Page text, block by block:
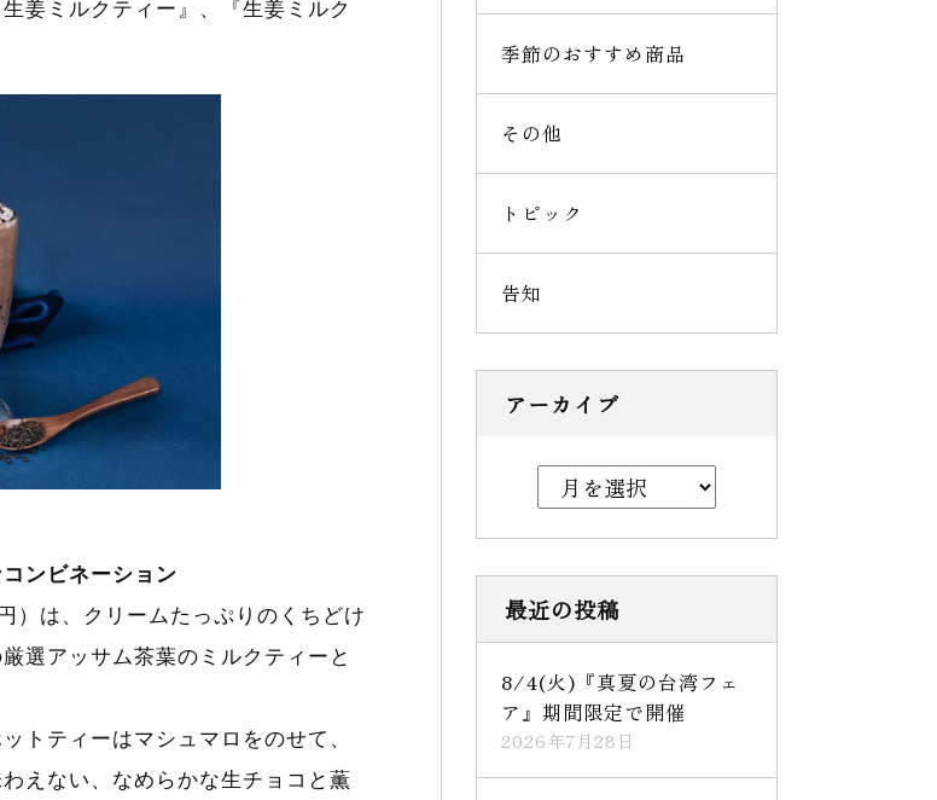
姜ミルクティー』、『生姜ミルク
ンビネーション
）は、クリームたっぷりのくちどけ
選アッサム茶葉のミルクティーと
トティーはマシュマロをのせて、
えない、なめらかな生チョコと薫
季節のおすすめ商品
その他
トピック
告知
アーカイブ
最近の投稿
8/4(火)『真夏の台湾フェ
ア』期間限定で開催
2026年7月28日